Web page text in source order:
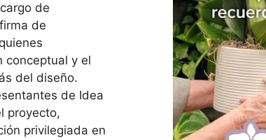
de
de
conceptual y el
del diseño.
de Idea
proyecto,
privilegiada en